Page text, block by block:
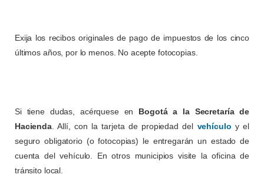
Exija los recibos originales de pago de impuestos de los cinco
últimos años, por lo menos. No acepte fotocopias.
Si tiene dudas, acérquese en Bogotá a la Secretaría de
Hacienda. Allí, con la tarjeta de propiedad del vehículo y el
seguro obligatorio (o fotocopias) le entregarán un estado de
cuenta del vehículo. En otros municipios visite la oficina de
tránsito local.